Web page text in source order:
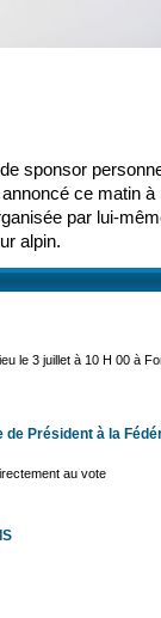
sponsor
ce matin à
par lui-
alpin.
le 3 juillet à 10 H 00 à
de Président à la
au vote